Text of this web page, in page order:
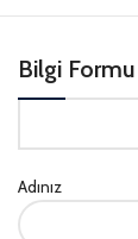
Bilgi Formu
Adınız